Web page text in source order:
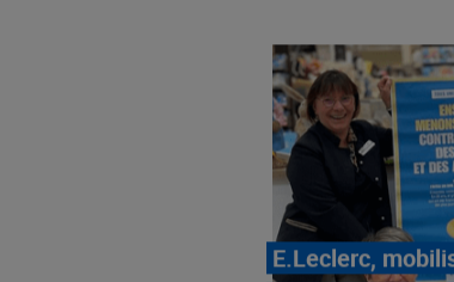
LE MOUVEMENT
E.LECLERC ET